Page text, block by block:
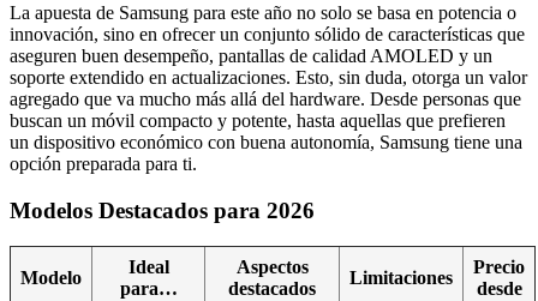
La apuesta de Samsung para este año no solo se basa en potencia o
innovación, sino en ofrecer un conjunto sólido de características que
aseguren buen desempeño, pantallas de calidad AMOLED y un
soporte extendido en actualizaciones. Esto, sin duda, otorga un valor
agregado que va mucho más allá del hardware. Desde personas que
buscan un móvil compacto y potente, hasta aquellas que prefieren
un dispositivo económico con buena autonomía, Samsung tiene una
opción preparada para ti.
Modelos Destacados para 2026
Modelo
Ideal
para…
Aspectos
destacados
Limitaciones
Precio
desde